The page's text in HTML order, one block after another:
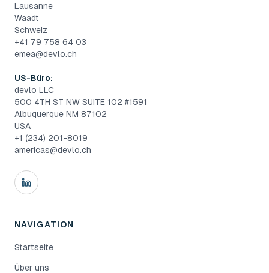
Lausanne
Waadt
Schweiz
+41 79 758 64 03
emea@devlo.ch
US-Büro:
devlo LLC
500 4TH ST NW SUITE 102 #1591
Albuquerque NM 87102
USA
+1 (234) 201-8019
americas@devlo.ch
NAVIGATION
Startseite
Über uns